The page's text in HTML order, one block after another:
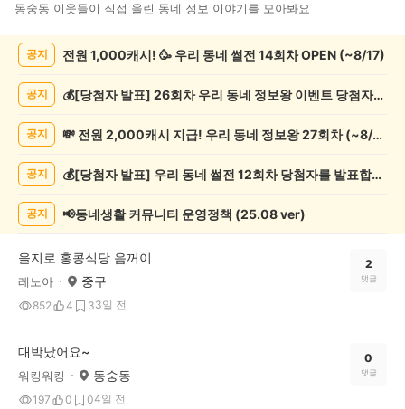
동숭동 이웃들이 직접 올린 동네 정보 이야기를 모아봐요
록
공지 전원 1,000캐시! 🥳 우리 동네 썰전 14회차 OPEN (~8/17)
공지 💰[당첨자 발표] 26회차 우리 동네 정보왕 이벤트 당첨자를 발표합니다!
공지 💸 전원 2,000캐시 지급! 우리 동네 정보왕 27회차 (~8/10)
공지 💰[당첨자 발표] 우리 동네 썰전 12회차 당첨자를 발표합니다!
공지 📢동네생활 커뮤니티 운영정책 (25.08 ver)
을지로 홍콩식당 음꺼이
레노아 중구
852 4 33일 전
2
댓글
대박났어요~
워킹워킹 동숭동
197 0 04일 전
0
댓글